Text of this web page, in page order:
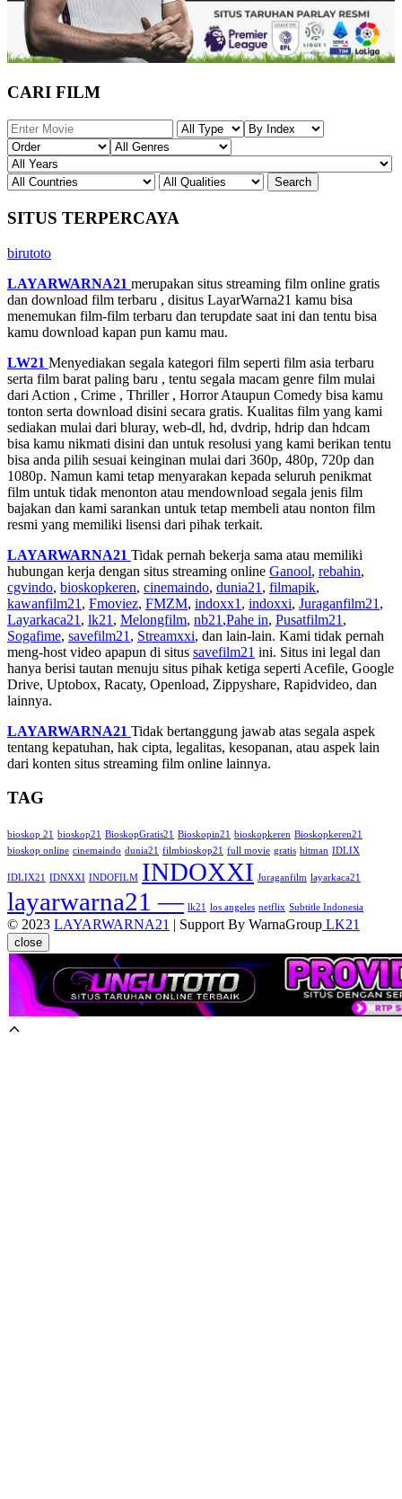
CARI FILM
SITUS TERPERCAYA
birutoto
LAYARWARNA21 merupakan situs streaming film online gratis
dan download film terbaru , disitus LayarWarna21 kamu bisa
menemukan film-film terbaru dan terupdate saat ini dan tentu bisa
kamu download kapan pun kamu mau.
LW21 Menyediakan segala kategori film seperti film asia terbaru
serta film barat paling baru , tentu segala macam genre film mulai
dari Action , Crime , Thriller , Horror Ataupun Comedy bisa kamu
tonton serta download disini secara gratis. Kualitas film yang kami
sediakan mulai dari bluray, web-dl, hd, dvdrip, hdrip dan hdcam
bisa kamu nikmati disini dan untuk resolusi yang kami berikan tentu
bisa anda pilih sesuai keinginan mulai dari 360p, 480p, 720p dan
1080p. Namun kami tetap menyarakan kepada seluruh penikmat
film untuk tidak menonton atau mendownload segala jenis film
bajakan dan kami sarankan untuk tetap membeli atau nonton film
resmi yang memiliki lisensi dari pihak terkait.
LAYARWARNA21 Tidak pernah bekerja sama atau memiliki
hubungan kerja dengan situs streaming online Ganool, rebahin,
cgvindo, bioskopkeren, cinemaindo, dunia21 , filmapik,
kawanfilm21 , Fmoviez, FMZM, indoxx1 , indoxxi, Juraganfilm21 ,
Layarkaca21 , lk21 , Melongfilm, nb21 ,Pahe in, Pusatfilm21 ,
Sogafime, savefilm21 , Streamxxi, dan lain-lain. Kami tidak pernah
meng-host video apapun di situs savefilm21 ini. Situs ini legal dan
hanya berisi tautan menuju situs pihak ketiga seperti Acefile, Google
Drive, Uptobox, Racaty, Openload, Zippyshare, Rapidvideo, dan
lainnya.
LAYARWARNA21 Tidak bertanggung jawab atas segala aspek
tentang kepatuhan, hak cipta, legalitas, kesopanan, atau aspek lain
dari konten situs streaming film online lainnya.
TAG
bioskop 21 bioskop21 BioskopGratis21 Bioskopin21 bioskopkeren Bioskopkeren21
bioskop online cinemaindo dunia21 filmbioskop21 full movie gratis hitman IDLIX
IDLIX21 IDNXXI INDOFILM INDOXXI Juraganfilm layarkaca21
layarwarna21 — lk21 los angeles netflix Subtitle Indonesia
© 2023 LAYARWARNA21 | Support By WarnaGroup LK21
close